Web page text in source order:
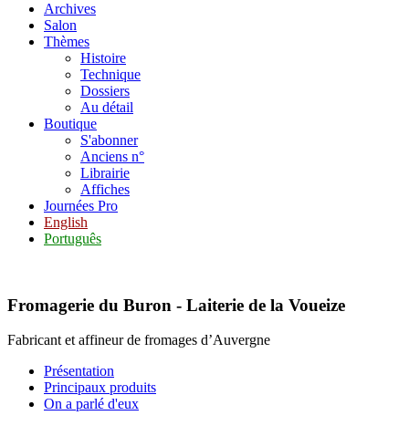
Archives
Salon
Thèmes
Histoire
Technique
Dossiers
Au détail
Boutique
S'abonner
Anciens n°
Librairie
Affiches
Journées Pro
English
Português
Fromagerie du Buron - Laiterie de la Voueize
Fabricant et affineur de fromages d’Auvergne
Présentation
Principaux produits
On a parlé d'eux